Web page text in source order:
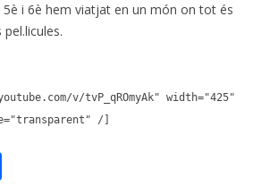
5è i 6è hem viatjat en un món on tot és
v/tvP_qROmyAk" width="425"
/]